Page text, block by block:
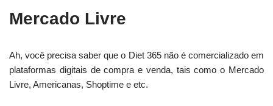
Mercado Livre
Ah, você precisa saber que o Diet 365 não é comercializado em
plataformas digitais de compra e venda, tais como o Mercado
Livre, Americanas, Shoptime e etc.